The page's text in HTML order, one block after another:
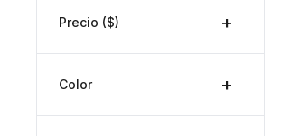
Precio ($)
Color